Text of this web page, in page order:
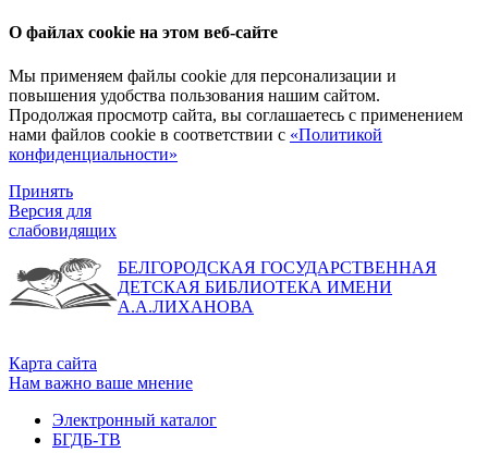
О файлах cookie на этом веб-сайте
Мы применяем файлы cookie для персонализации и
повышения удобства пользования нашим сайтом.
Продолжая просмотр сайта, вы соглашаетесь с применением
нами файлов cookie в соответствии с «Политикой
конфиденциальности»
Принять
Версия для
слабовидящих
БЕЛГОРОДСКАЯ ГОСУДАРСТВЕННАЯ
ДЕТСКАЯ БИБЛИОТЕКА ИМЕНИ
А.А.ЛИХАНОВА
Карта сайта
Нам важно ваше мнение
Электронный каталог
БГДБ-ТВ